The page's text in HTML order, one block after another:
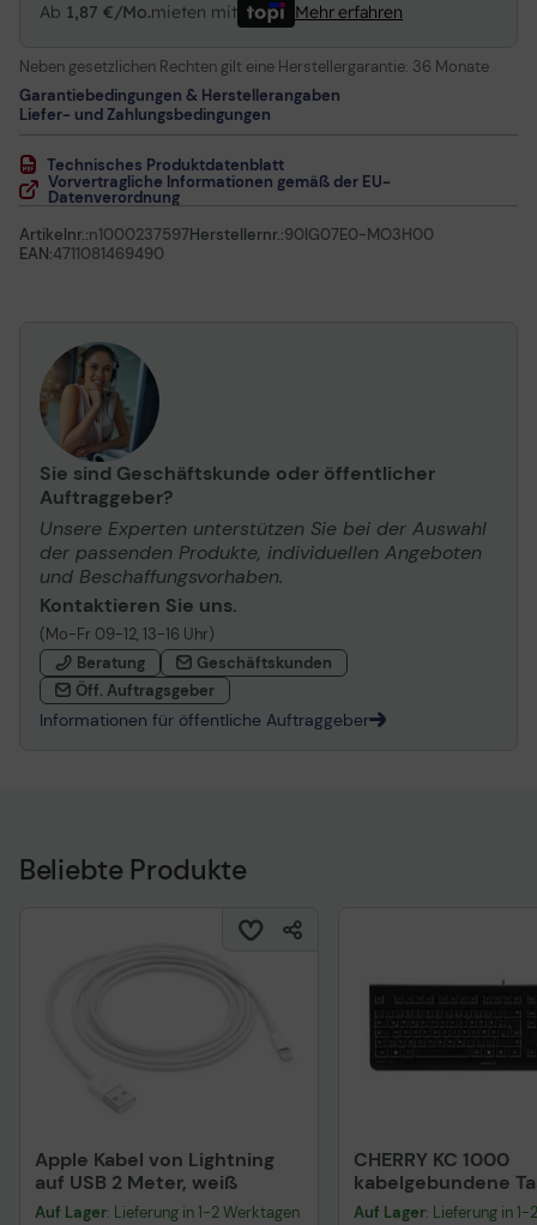
Ab 1,87 €/Mo.mieten mit Mehr erfahren
Neben gesetzlichen Rechten gilt eine Herstellergarantie: 36 Monate
Garantiebedingungen & Herstellerangaben
Liefer- und Zahlungsbedingungen
Technisches Produktdatenblatt
Vorvertragliche Informationen gemäß der EU-
Datenverordnung
Artikelnr.:n1000237597Herstellernr.:90IG07E0-MO3H00
EAN:4711081469490
Sie sind Geschäftskunde oder öffentlicher
Auftraggeber?
Unsere Experten unterstützen Sie bei der Auswahl
der passenden Produkte, individuellen Angeboten
und Beschaffungsvorhaben.
Kontaktieren Sie uns.
(Mo-Fr 09-12, 13-16 Uhr)
Beratung
Geschäftskunden
Öff. Auftragsgeber
Informationen für öffentliche Auftraggeber
Beliebte Produkte
Apple Kabel von Lightning
auf USB 2 Meter, weiß
Auf Lager: Lieferung in 1-2 Werktagen
CHERRY KC 1000
kabelgebundene
QWERTZ DE -
Auf Lager: Lieferung in